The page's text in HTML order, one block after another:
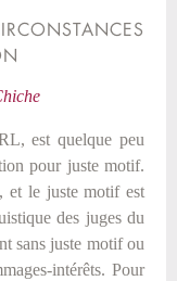
est quelque peu
pour juste motif.
et le juste motif est
des juges du
sans juste motif ou
intérêts. Pour